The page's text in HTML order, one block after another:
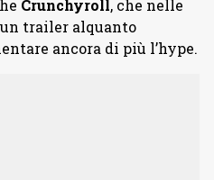
Crunchyroll, che nelle
un trailer alquanto
ancora di più l’hype.